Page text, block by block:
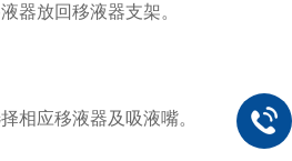
放回移液器支架。
应移液器及吸液嘴。